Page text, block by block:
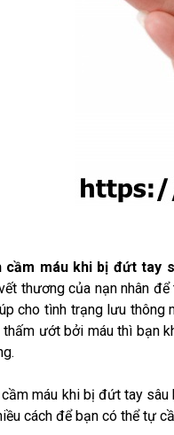
cầm máu khi bị đứt tay
thương của nạn nhân
cho tình trạng lưu thông
ướt bởi máu thì bạn
cầm máu khi bị đứt tay
cách để bạn có thể tự